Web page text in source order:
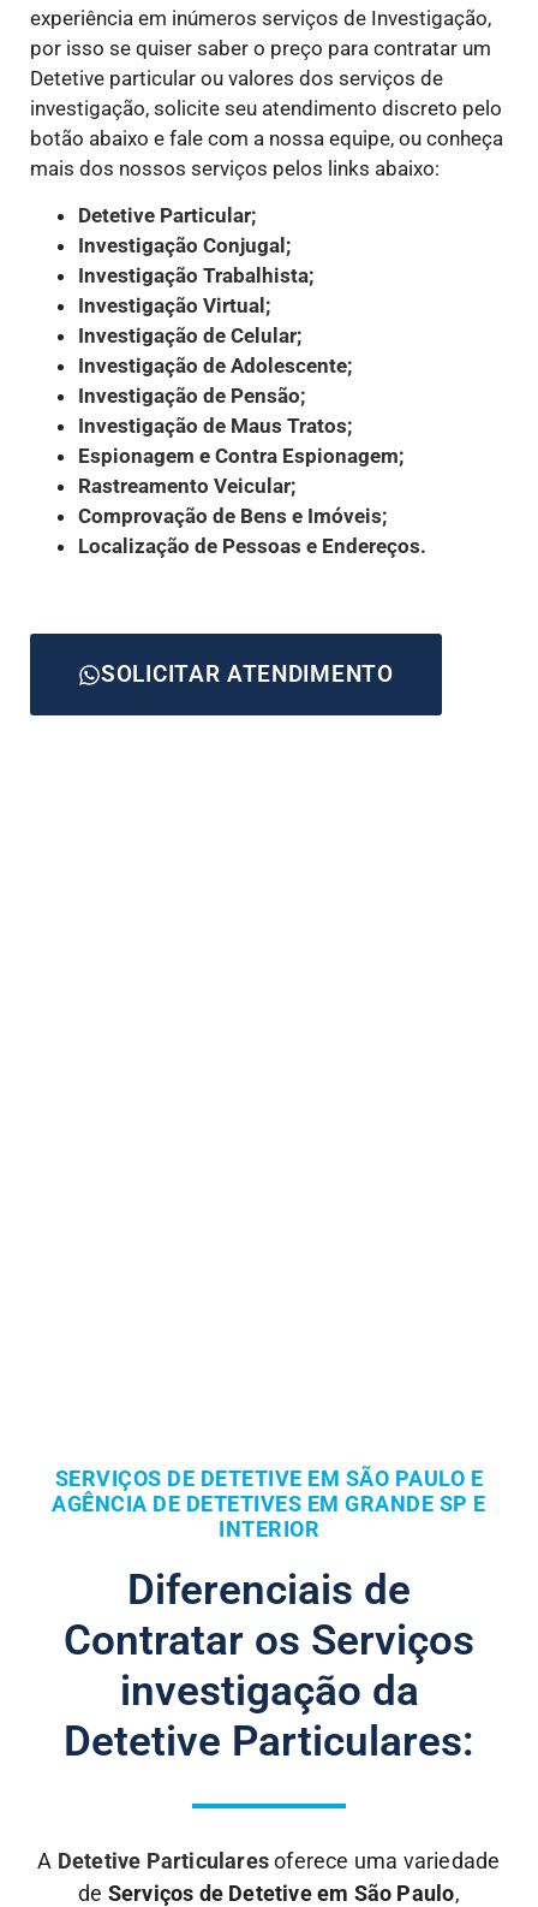
experiência em inúmeros serviços de Investigação,
por isso se quiser saber o preço para contratar um
Detetive particular ou valores dos serviços de
investigação, solicite seu atendimento discreto pelo
botão abaixo e fale com a nossa equipe, ou conheça
mais dos nossos serviços pelos links abaixo:
Detetive Particular;
Investigação Conjugal;
Investigação Trabalhista;
Investigação Virtual;
Investigação de Celular;
Investigação de Adolescente;
Investigação de Pensão;
Investigação de Maus Tratos;
Espionagem e Contra Espionagem;
Rastreamento Veicular;
Comprovação de Bens e Imóveis;
Localização de Pessoas e Endereços.
SOLICITAR ATENDIMENTO
SERVIÇOS DE DETETIVE EM SÃO PAULO E
AGÊNCIA DE DETETIVES EM GRANDE SP E
INTERIOR
Diferenciais de
Contratar os Serviços
investigação da
Detetive Particulares:
A Detetive Particularesoferece uma variedade
de Serviços de Detetive em São Paulo,